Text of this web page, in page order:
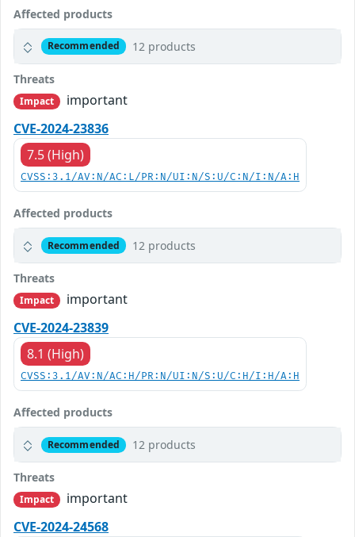
Affected products
Recommended 12 products
Threats
Impact
important
CVE-2024-23836
7.5 (High)
CVSS:3.1/AV:N/AC:L/PR:N/UI:N/S:U/C:N/I:N/A:H
Affected products
Recommended 12 products
Threats
Impact
important
CVE-2024-23839
8.1 (High)
CVSS:3.1/AV:N/AC:H/PR:N/UI:N/S:U/C:H/I:H/A:H
Affected products
Recommended 12 products
Threats
Impact
important
CVE-2024-24568